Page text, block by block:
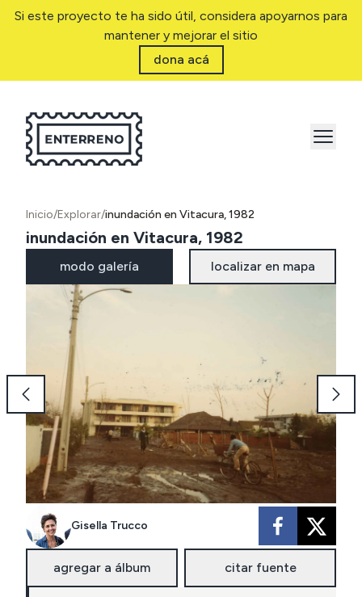
Si este proyecto te ha sido útil, considera apoyarnos para
mantener y mejorar el sitio
dona acá
Inicio/Explorar/inundación en Vitacura, 1982
inundación en Vitacura, 1982
modo galería localizar en mapa
Gisella Trucco
agregar a álbum citar fuente